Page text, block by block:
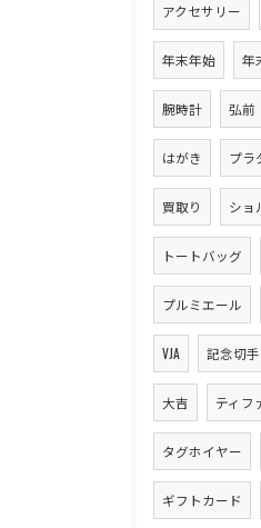
アクセサリー
年末年始 年
腕時計 弘前
はがき プラ
買取り ショ
トートバッグ
プルミエール
VJA 記念切手
大吉 ティフ
タグホイヤー
ギフトカード